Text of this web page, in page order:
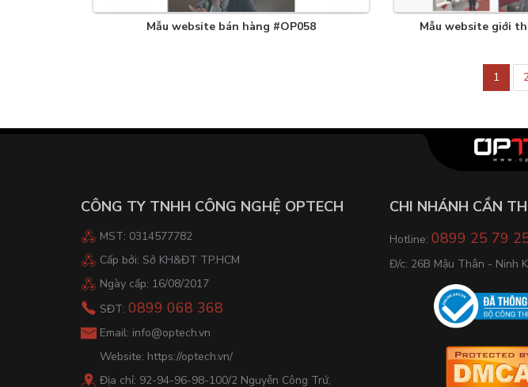
Mẫu website bán hàng #OP058 Mẫu website giới
1
CÔNG TY TNHH CÔNG NGHỆ OPTECH
MST: 0314577782
Cấp bởi: Sở KH&ĐT TP.HCM
Ngày cấp: 16/08/2017
SĐT: 0899 068 368
Email: info@optech.vn
Website: https://optech.vn/
Địa chỉ: 92-94-96-98-100/2 Nguyễn Công Trứ,
CHI NHÁNH CẦN
Hotline: 0899 25 79
Đ/c: 26B Mậu Thân - Ninh